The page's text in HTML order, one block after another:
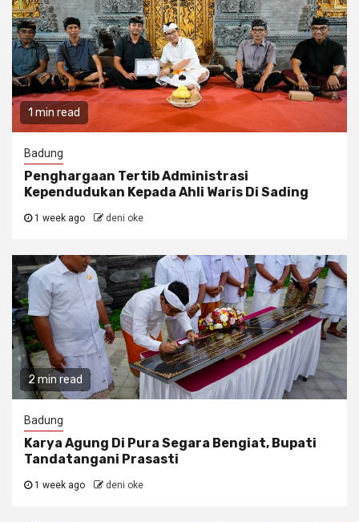
1 min read
Badung
Penghargaan Tertib Administrasi
Kependudukan Kepada Ahli Waris Di Sading
1 week ago deni oke
2 min read
Badung
Karya Agung Di Pura Segara Bengiat, Bupati
Tandatangani Prasasti
1 week ago deni oke